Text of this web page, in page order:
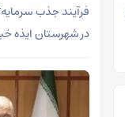
فرآیند جذب
در شهرستان ایذه